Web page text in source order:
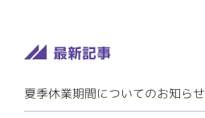
夏季休業期間についてのお知らせ